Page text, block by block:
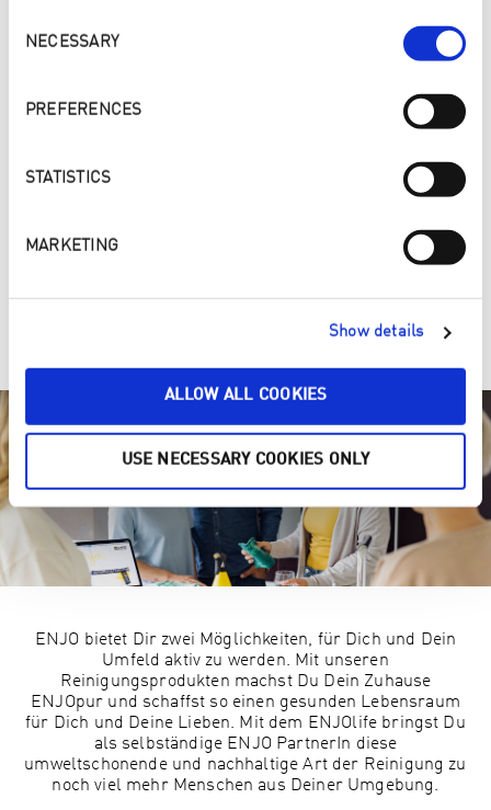
NECESSARY
PREFERENCES
STATISTICS
MARKETING
Show details
ALLOW ALL COOKIES
USE NECESSARY COOKIES ONLY
4. Mach Dein Zuhause sauber und gesund
ENJO bietet Dir zwei Möglichkeiten, für Dich und Dein
Umfeld aktiv zu werden. Mit unseren
Reinigungsprodukten machst Du Dein Zuhause
ENJOpur und schaffst so einen gesunden Lebensraum
für Dich und Deine Lieben. Mit dem ENJOlife bringst Du
als selbständige ENJO PartnerIn diese
umweltschonende und nachhaltige Art der Reinigung zu
noch viel mehr Menschen aus Deiner Umgebung.